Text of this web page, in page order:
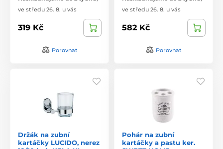
ve středu 26. 8. u vás
319 Kč
Porovnat
ve středu 26. 8. u vás
582 Kč
Porovnat
Držák na zubní
kartáčky LUCIDO, nerez
Pohár na zubní
kartáčky a pastu ker.